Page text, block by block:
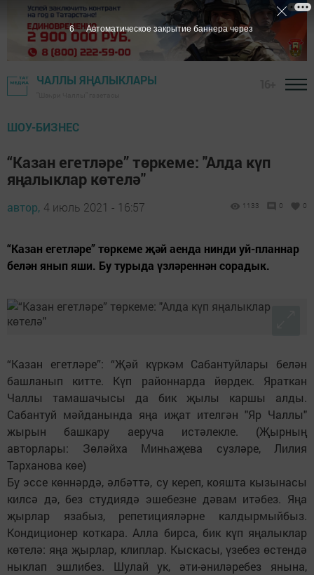
ЧАЛЛЫ ЯҢАЛЫКЛАРЫ
ШОУ-БИЗНЕС
“Казан егетләре” төркеме: "Алда күп
яңалыклар көтелә"
автор, 4 июль 2021 - 16:57 1133 0 0
“Казан егетләре” төркеме җәй аенда нинди уй-планнар
белән янып яши. Бу турыда үзләреннән сорадык.
“Казан егетләре”: “Җәй күркәм Сабантуйлары белән
башланып китте. Күп районнарда йөрдек. Яраткан
Чаллы тамашачысы да бик җылы каршы алды.
Сабантуй мәйданында яңа иҗат ителгән "Яр Чаллы"
жырын башкару аеруча истәлекле. (Җырның
авторлары: Зөләйха Минһаҗева сузләре, Лилия
Тарханова көе)
Бу эссе көннәрдә, әлбәттә, су кереп, кояшта кызынасы
килсә дә, без студиядә эшебезне дәвам итәбез. Яңа
җырлар язабыз, репетицияләрне калдырмыйбыз.
Кондиционер коткара. Алла бирса, бик күп яңалыклар
көтелә: яңа җырлар, клиплар. Кыскасы, үзебез өстендә
ныклап эшлибез. Шулай ук, әти-әниләребез янына,
5 Автоматическое закрытие баннера через